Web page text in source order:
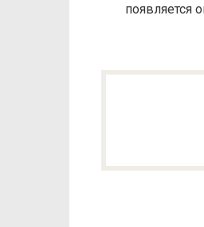
появляется